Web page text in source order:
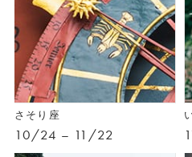
さそり座
10/24 – 11/22